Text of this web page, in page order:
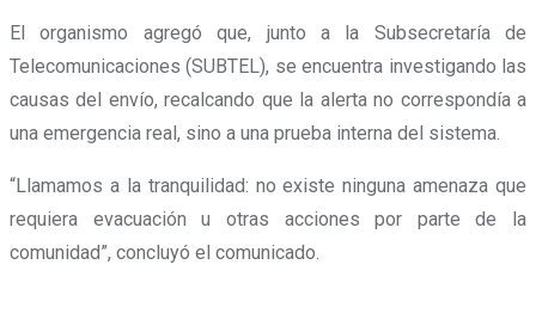
El organismo agregó que, junto a la Subsecretaría de
Telecomunicaciones (SUBTEL), se encuentra investigando las
causas del envío, recalcando que la alerta no correspondía a
una emergencia real, sino a una prueba interna del sistema.
“Llamamos a la tranquilidad: no existe ninguna amenaza que
requiera evacuación u otras acciones por parte de la
comunidad”, concluyó el comunicado.